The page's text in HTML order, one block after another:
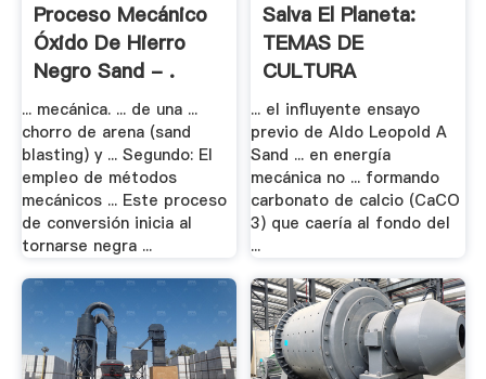
Proceso Mecánico
Óxido De Hierro
Negro Sand - .
... mecánica. ... de una ...
chorro de arena (sand
blasting) y ... Segundo: El
empleo de métodos
mecánicos ... Este proceso
de conversión inicia al
tornarse negra ...
Salva El Planeta:
TEMAS DE
CULTURA
AMBIENTAL
... el influyente ensayo
previo de Aldo Leopold A
Sand ... en energía
mecánica no ... formando
carbonato de calcio (CaCO
3) que caería al fondo del
...